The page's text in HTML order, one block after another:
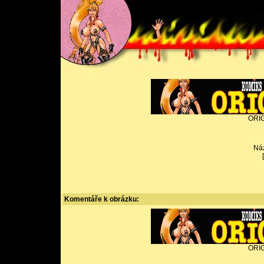
Komentáře k obrázku: